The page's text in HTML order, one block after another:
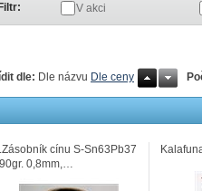
Filtr: V akci
dle: Dle názvu Dle ceny
.Zásobník cínu S-Sn63Pb37
90gr. 0,8mm,…